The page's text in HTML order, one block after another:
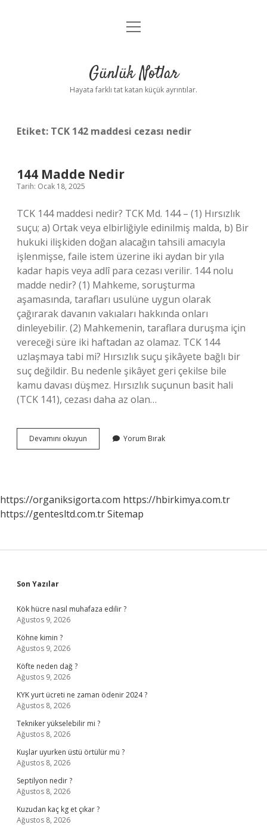
Anasayfa
Yasal Uyarı
menüyü
Günlük Notlar
Hayata farklı tat katan küçük ayrıntılar.
Etiket: TCK 142 maddesi cezası nedir
144 Madde Nedir
Tarih: Ocak 18, 2025
TCK 144 maddesi nedir? TCK Md. 144 – (1) Hırsızlık
suçu; a) Ortak veya elbirliğiyle edinilmiş malda, b) Bir
hukuki ilişkiden doğan alacağın tahsili amacıyla
işlenmişse, faile istem üzerine iki aydan bir yıla
kadar hapis veya adlî para cezası verilir. 144 nolu
madde nedir? (1) Mahkeme, soruşturma
aşamasında, tarafları usulüne uygun olarak
çağırarak davanın vakıaları hakkında onları
dinleyebilir. (2) Mahkemenin, taraflara duruşma için
vereceği süre iki haftadan az olamaz. TCK 144
uzlaşmaya tabi mi? Hırsızlık suçu şikâyete bağlı bir
suç değildir. Bu nedenle şikâyet geri çekilse bile
kamu davası düşmez. Hırsızlık suçunun basit hali
(TCK 141), cezası daha az olan…
Devamını okuyun
Madde
Yorum Bırak
https://organiksigorta.com https://hbirkimya.com.tr
https://gentesltd.com.trSitemap
Sidebar
Son Yazılar
Kök hücre nasıl muhafaza edilir ?
Ağustos 9, 2026
Köhne kimin ?
Ağustos 9, 2026
Köfte neden dağ ?
Ağustos 9, 2026
KYK yurt ücreti ne zaman ödenir 2024 ?
Ağustos 8, 2026
Tekniker yükselebilir mi ?
Ağustos 8, 2026
Kuşlar uyurken üstü örtülür mü ?
Ağustos 8, 2026
Septilyon nedir ?
Ağustos 8, 2026
Kuzudan kaç kg et çıkar ?
Ağustos 8, 2026